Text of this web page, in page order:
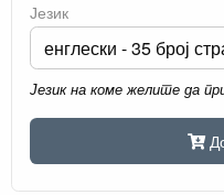
Језик
Језик на коме желите да